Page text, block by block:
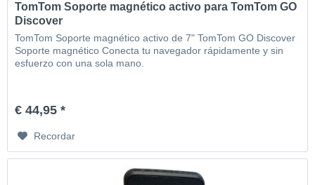
TomTom Soporte magnético activo para TomTom GO
Discover
TomTom Soporte magnético activo de 7" TomTom GO Discover
Soporte magnético Conecta tu navegador rápidamente y sin
esfuerzo con una sola mano.
€ 44,95 *
Recordar